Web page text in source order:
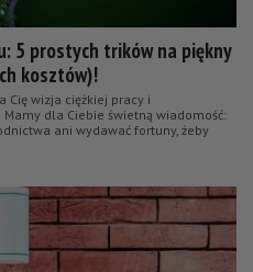
5 prostych trików na piękny
kosztów)!
Cię wizja ciężkiej pracy i
dla Ciebie świetną wiadomość:
ani wydawać fortuny, żeby